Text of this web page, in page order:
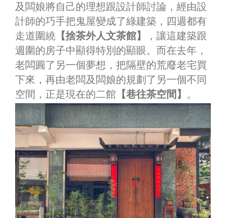
及闆娘將自己的理想跟設計師討論，經由設
計師的巧手把鬼屋變成了綠建築，四週都有
走道圍繞 【捨茶外人文茶館】
，讓這建築跟
週圍的房子中顯得特別的顯眼。而在去年，
老闆圓了另一個夢想，把隔壁的荒廢老宅買
下來，再由老闆及闆娘的規劃了另一個不同
空間，正是現在的二館 【巷往茶空間】 。